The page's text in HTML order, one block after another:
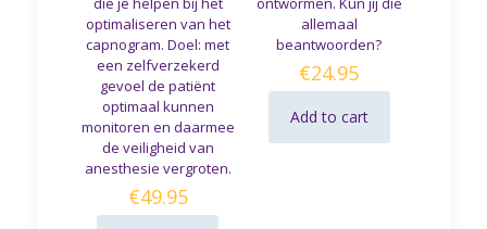
optimaliseren van het
capnogram. Doel: met
een zelfverzekerd
gevoel de patiënt
optimaal kunnen
monitoren en daarmee
de veiligheid van
anesthesie vergroten.
€49.95
allemaal
beantwoorden?
€24.95
Add to cart